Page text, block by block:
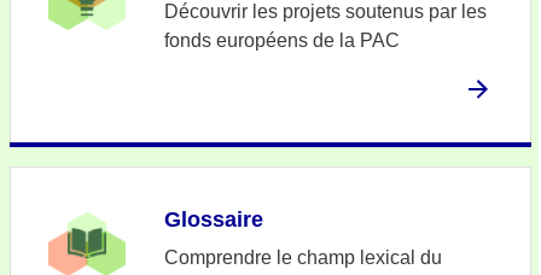
Découvrir les projets soutenus par les
fonds européens de la PAC
Glossaire
Comprendre le champ lexical du